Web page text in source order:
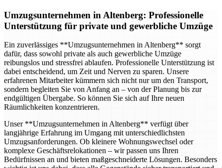
Umzugsunternehmen in Altenberg: Professionelle
Unterstützung für private und gewerbliche Umzüge
Ein zuverlässiges **Umzugsunternehmen in Altenberg** sorgt
dafür, dass sowohl private als auch gewerbliche Umzüge
reibungslos und stressfrei ablaufen. Professionelle Unterstützung ist
dabei entscheidend, um Zeit und Nerven zu sparen. Unsere
erfahrenen Mitarbeiter kümmern sich nicht nur um den Transport,
sondern begleiten Sie von Anfang an – von der Planung bis zur
endgültigen Übergabe. So können Sie sich auf Ihre neuen
Räumlichkeiten konzentrieren.
Unser **Umzugsunternehmen in Altenberg** verfügt über
langjährige Erfahrung im Umgang mit unterschiedlichsten
Umzugsanforderungen. Ob kleinere Wohnungswechsel oder
komplexe Geschäftsrelokationen – wir passen uns Ihren
Bedürfnissen an und bieten maßgeschneiderte Lösungen. Besonders